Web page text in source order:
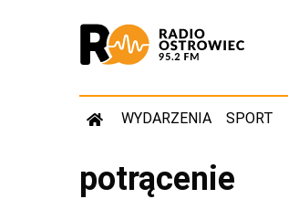
WYDARZENIA SPORT
potrącenie